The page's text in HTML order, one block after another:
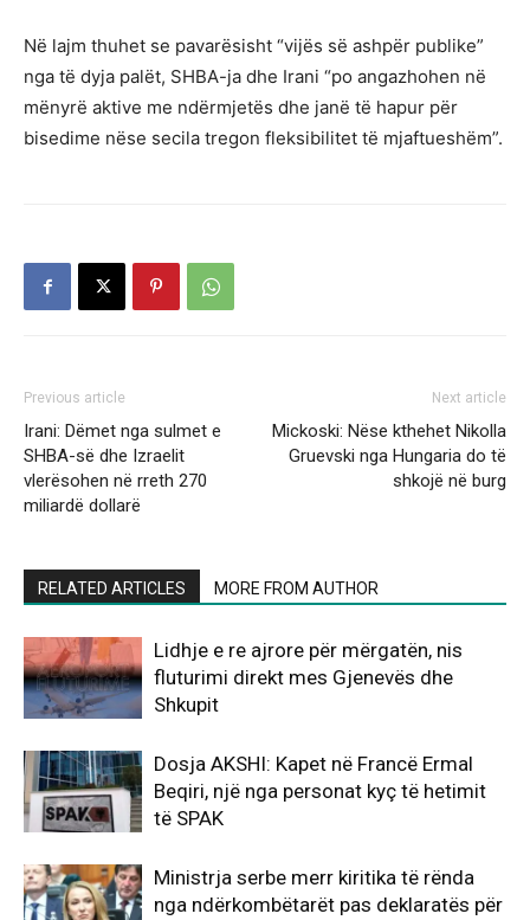
Në lajm thuhet se pavarësisht “vijës së ashpër publike”
nga të dyja palët, SHBA-ja dhe Irani “po angazhohen në
mënyrë aktive me ndërmjetës dhe janë të hapur për
bisedime nëse secila tregon fleksibilitet të mjaftueshëm”.
Previous article
Irani: Dëmet nga sulmet e
SHBA-së dhe Izraelit
vlerësohen në rreth 270
miliardë dollarë
Next article
Mickoski: Nëse kthehet Nikolla
Gruevski nga Hungaria do të
shkojë në burg
RELATED ARTICLES MORE FROM AUTHOR
Lidhje e re ajrore për mërgatën, nis
fluturimi direkt mes Gjenevës dhe
Shkupit
Dosja AKSHI: Kapet në Francë Ermal
Beqiri, një nga personat kyç të hetimit
të SPAK
Ministrja serbe merr kiritika të rënda
nga ndërkombëtarët pas deklaratës për